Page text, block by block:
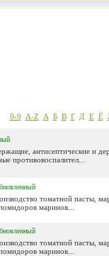
0-9 A-Z А Б В Г Д Е Ё
антисептические и
противовоспалител...
томатной пасты,
маринов...
томатной пасты,
маринов...